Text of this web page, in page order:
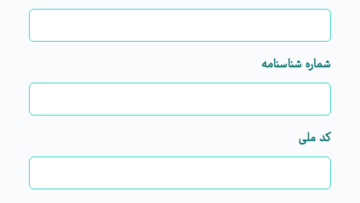
شماره شناسنامه
کد ملی